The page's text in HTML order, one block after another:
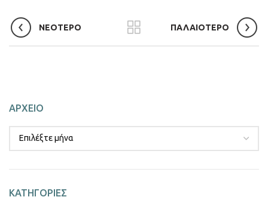
ΝΕΟΤΕΡΟ ΠΑΛΑΙΟΤΕΡΟ
ΑΡΧΕΙΟ
ΚΑΤΗΓΟΡΙΕΣ